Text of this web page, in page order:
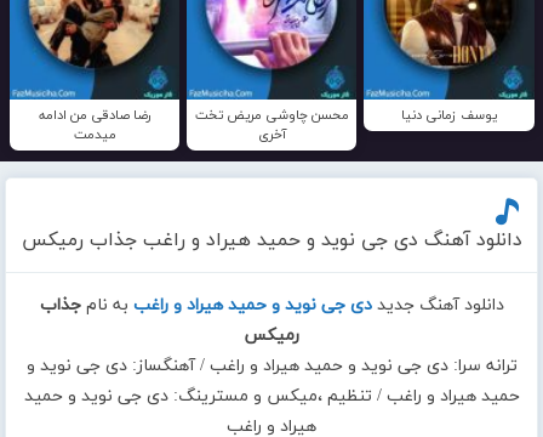
یوسف زمانی دنیا
محسن چاوشی مریض تخت
آخری
رضا صادقی من ادامه
میدمت
دانلود آهنگ دی جی نوید و حمید هیراد و راغب جذاب رمیکس
دانلود آهنگ جدیددی جی نوید و حمید هیراد و راغب به نامجذاب
رمیکس
ترانه سرا: دی جی نوید و حمید هیراد و راغب / آهنگساز: دی جی نوید و
حمید هیراد و راغب / تنظیم ،میکس و مسترینگ: دی جی نوید و حمید
هیراد و راغب